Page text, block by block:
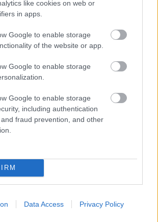
like cookies on web or
in apps.
Google to enable storage
of the website or app.
Google to enable storage
Google to enable storage
including authentication
fraud prevention, and other
Data Access Privacy Policy
Péter, Mészáros Máté,
kialakításában, lehetőségük
adni az egyes témákra.
Áronszerezte és adja elő a
jazz, az underground és a népzenei
ismert művész kezei alatt
is megszólal a színpadon.